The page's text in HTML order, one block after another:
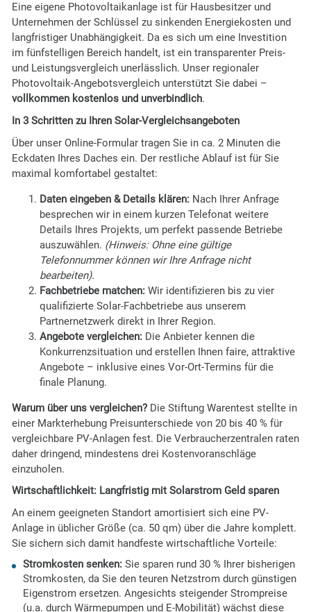
Eine eigene Photovoltaikanlage ist für Hausbesitzer und
Unternehmen der Schlüssel zu sinkenden Energiekosten und
langfristiger Unabhängigkeit. Da es sich um eine Investition
im fünfstelligen Bereich handelt, ist ein transparenter Preis-
und Leistungsvergleich unerlässlich. Unser regionaler
Photovoltaik-Angebotsvergleich unterstützt Sie dabei –
vollkommen kostenlos und unverbindlich.
In 3 Schritten zu Ihren Solar-Vergleichsangeboten
Über unser Online-Formular tragen Sie in ca. 2 Minuten die
Eckdaten Ihres Daches ein. Der restliche Ablauf ist für Sie
maximal komfortabel gestaltet:
Daten eingeben & Details klären:Nach Ihrer Anfrage
besprechen wir in einem kurzen Telefonat weitere
Details Ihres Projekts, um perfekt passende Betriebe
auszuwählen. (Hinweis: Ohne eine gültige
Telefonnummer können wir Ihre Anfrage nicht
bearbeiten).
Fachbetriebe matchen:Wir identifizieren bis zu vier
qualifizierte Solar-Fachbetriebe aus unserem
Partnernetzwerk direkt in Ihrer Region.
Angebote vergleichen:Die Anbieter kennen die
Konkurrenzsituation und erstellen Ihnen faire, attraktive
Angebote – inklusive eines Vor-Ort-Termins für die
finale Planung.
Warum über uns vergleichen?Die Stiftung Warentest stellte in
einer Markterhebung Preisunterschiede von 20 bis 40 % für
vergleichbare PV-Anlagen fest. Die Verbraucherzentralen raten
daher dringend, mindestens drei Kostenvoranschläge
einzuholen.
Wirtschaftlichkeit: Langfristig mit Solarstrom Geld sparen
An einem geeigneten Standort amortisiert sich eine PV-
Anlage in üblicher Größe (ca. 50 qm) über die Jahre komplett.
Sie sichern sich damit handfeste wirtschaftliche Vorteile:
Stromkosten senken:Sie sparen rund 30 % Ihrer bisherigen
Stromkosten, da Sie den teuren Netzstrom durch günstigen
Eigenstrom ersetzen. Angesichts steigender Strompreise
(u.a. durch Wärmepumpen und E-Mobilität) wächst diese